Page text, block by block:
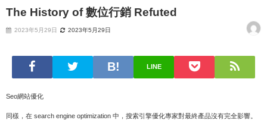
The History of 數位行銷 Refuted
2023年5月29日 2023年5月29日
LINE
Seo網站優化
同樣，在 search engine optimization 中，搜索引擎優化專家對最終產品沒有完全影響。